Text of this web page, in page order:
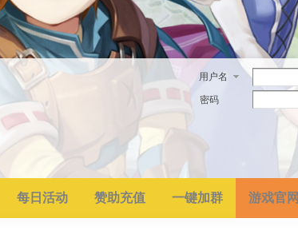
用户名
密码
每日活动 赞助充值 一键加群 游戏官网